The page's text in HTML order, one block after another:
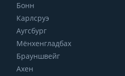
Бонн
Карлсруэ
Аугсбург
Мёнхенгладбах
Брауншвейг
Ахен